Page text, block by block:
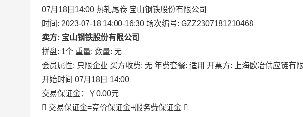
07月18日14:00 热轧尾卷 宝山钢铁股份有限公司
时间: 2023-07-18 14:00-16:30 场次编号: GZZ2307181210468
卖方: 宝山钢铁股份有限公司
拼盘: 1个 重量: 数量: 无
会员属性: 只限企业 买方收费: 无 年费套餐: 适用 开票方: 上海欧冶供应链有
开始时间 07月18日 14:00
交易保证金：
￥0.00元
 交易保证金=竞价保证金+服务费保证金 